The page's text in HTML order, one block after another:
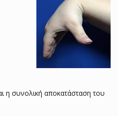
η συνολική αποκατάσταση του